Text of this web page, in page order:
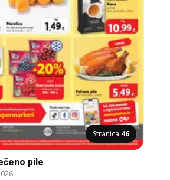
Stranica 46
pile